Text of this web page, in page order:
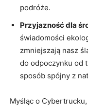
podróże.
Przyjazność dla
świadomości
‌zmniejszają nasz
do odpoczynku od
sposób⁢ spójny z
Myśląc o